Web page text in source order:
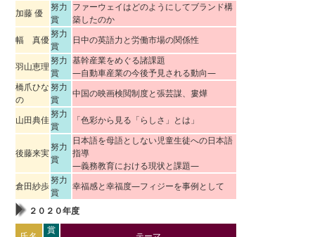
加藤 優
努力
賞
ファーウェイはどのようにしてブランド構
築したのか
幅 真優
努力
賞
日中の英語力と労働市場の関係性
羽山恵理
努力
賞
基幹産業をめぐる諸課題
―自動車産業の今後予見される動向―
橋爪ひな
の
努力
賞
中国の映画検閲制度と張芸謀、婁燁
山田典佳
努力
賞
「色彩から見る「らしさ」とは」
後藤来実
努力
賞
日本語を母語としない児童生徒への日本語
指導
―義務教育における現状と課題―
倉田紗歩
努力
賞
幸福感と幸福度―フィジーを事例として
２０２０年度
賞